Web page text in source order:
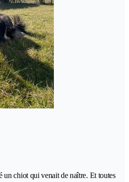
un chiot qui venait de naître. Et toutes